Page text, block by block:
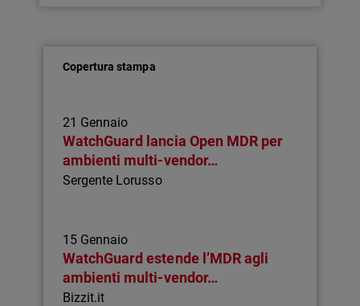
Copertura stampa
21 Gennaio
WatchGuard lancia Open MDR per
ambienti multi-vendor…
Sergente Lorusso
15 Gennaio
WatchGuard estende l’MDR agli
ambienti multi-vendor…
Bizzit.it